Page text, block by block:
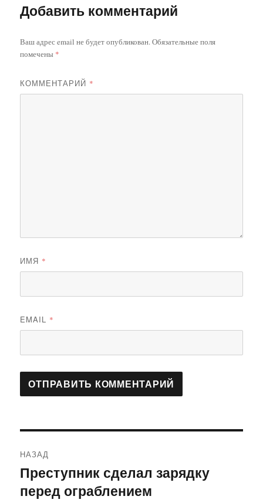
Добавить комментарий
Ваш адрес email не будет опубликован.Обязательные поля
помечены *
КОММЕНТАРИЙ *
ИМЯ *
EMAIL *
по
записям
НАЗАД
Предыдущая
запись:
Преступник сделал зарядку
перед ограблением